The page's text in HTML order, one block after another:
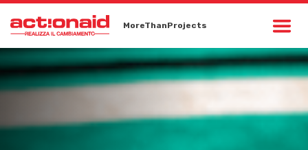
MoreThanProjects